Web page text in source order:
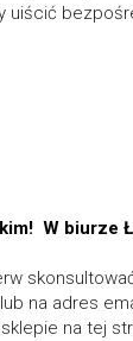
uiścić
W biurze
na adres
na tej